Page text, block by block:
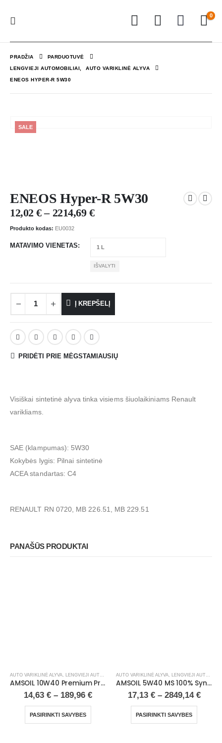
0
PRADŽIA PARDUOTUVĖ
LENGVIEJI AUTOMOBILIAI AUTO VARIKLINĖ ALYVA
ENEOS HYPER-R 5W30
SALE
ENEOS Hyper-R 5W30
12,02€ – 2214,69€
Produkto kodas: EU0032
MATAVIMO VIENETAS
IŠVALYTI
Į KREPŠELĮ
PRIDĖTI PRIE MĖGSTAMIAUSIŲ
Visiškai sintetinė alyva tinka visiems šiuolaikiniams Renault
varikliams.
SAE (klampumas): 5W30
Kokybės lygis: Pilnai sintetinė
ACEA standartas: C4
RENAULT RN 0720, MB 226.51, MB 229.51
PANAŠŪS PRODUKTAI
AUTO VARIKLINĖ ALYVA, LENGVIEJI AUTOMOBILIAI
AMSOIL 10W40 Premium Protection 100% Synthetic Motor Oil
14,63 € – 189,96 €
PASIRINKTI SAVYBES
AUTO VARIKLINĖ ALYVA, LENGVIEJI AUTOMOBILIAI
AMSOIL 5W40 MS 100% Synthetic European Motor Oil
17,13 € – 2849,14 €
PASIRINKTI SAVYBES